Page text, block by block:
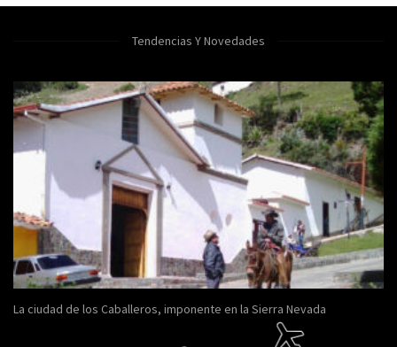
Tendencias Y Novedades
La ciudad de los Caballeros, imponente en la Sierra Nevada